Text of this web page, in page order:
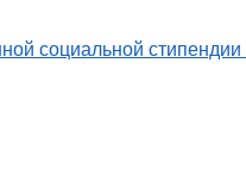
социальной